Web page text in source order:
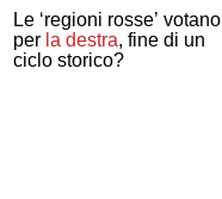
Le ‘regioni rosse’ votano
per la destra, fine di un
ciclo storico?